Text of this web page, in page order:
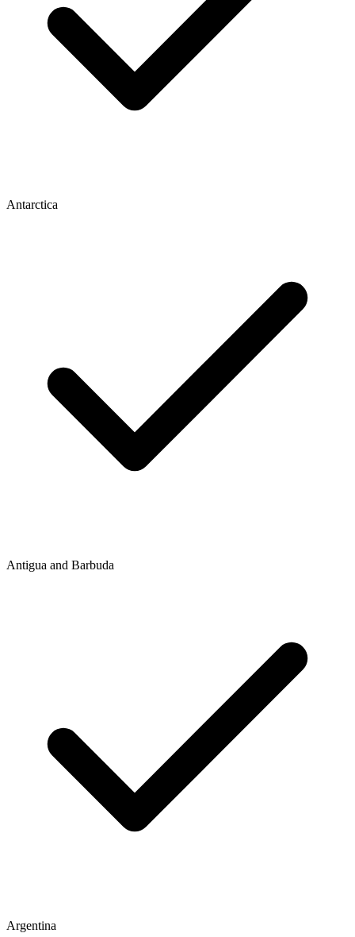
Antarctica
Antigua and Barbuda
Argentina